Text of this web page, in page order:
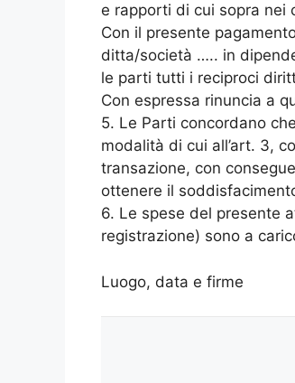
e rapporti di cui sopra
Con il presente
ditta/società ….. in
le parti tutti i reciproci
Con espressa rinuncia a
5. Le Parti concordano
modalità di cui all’art. 3,
transazione, con
ottenere il
6. Le spese del presente
registrazione) sono a
Luogo, data e firme